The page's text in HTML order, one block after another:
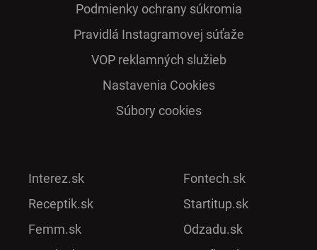
Podmienky ochrany súkromia
Pra­vidlá Ins­ta­gra­mo­vej sú­ťaže
VOP reklamných služieb
Nastavenia Cookies
Súbory cookies
Interez.sk
Receptik.sk
Femm.sk
Fontech.sk
Startitup.sk
Odzadu.sk